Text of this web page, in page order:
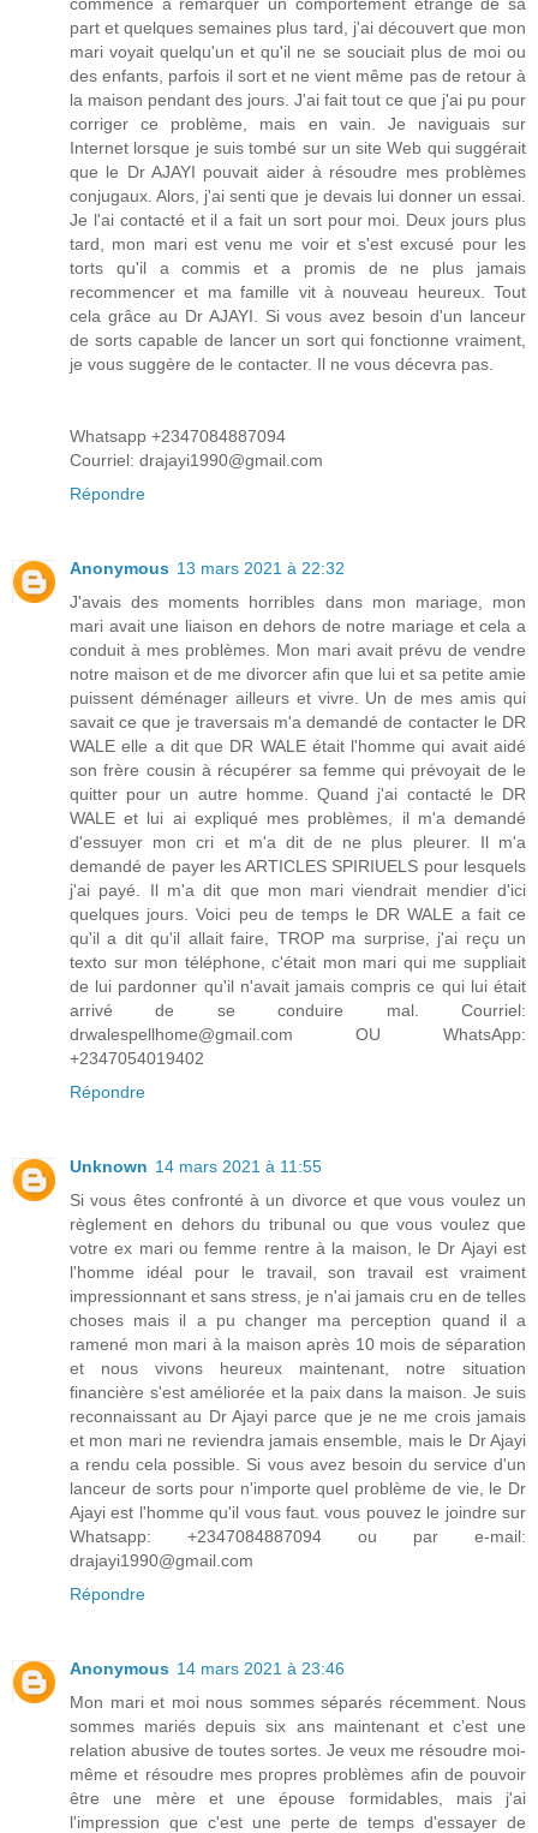
part et quelques semaines plus tard, j'ai découvert que mon
mari voyait quelqu'un et qu'il ne se souciait plus de moi ou
des enfants, parfois il sort et ne vient même pas de retour à
la maison pendant des jours. J'ai fait tout ce que j'ai pu pour
corriger ce problème, mais en vain. Je naviguais sur
Internet lorsque je suis tombé sur un site Web qui suggérait
que le Dr AJAYI pouvait aider à résoudre mes problèmes
conjugaux. Alors, j'ai senti que je devais lui donner un essai.
Je l'ai contacté et il a fait un sort pour moi. Deux jours plus
tard, mon mari est venu me voir et s'est excusé pour les
torts qu'il a commis et a promis de ne plus jamais
recommencer et ma famille vit à nouveau heureux. Tout
cela grâce au Dr AJAYI. Si vous avez besoin d'un lanceur
de sorts capable de lancer un sort qui fonctionne vraiment,
je vous suggère de le contacter. Il ne vous décevra pas.
Whatsapp +2347084887094
Courriel: drajayi1990@gmail.com
Répondre
Anonymous 13 mars 2021 à 22:32
J'avais des moments horribles dans mon mariage, mon
mari avait une liaison en dehors de notre mariage et cela a
conduit à mes problèmes. Mon mari avait prévu de vendre
notre maison et de me divorcer afin que lui et sa petite amie
puissent déménager ailleurs et vivre. Un de mes amis qui
savait ce que je traversais m'a demandé de contacter le DR
WALE elle a dit que DR WALE était l'homme qui avait aidé
son frère cousin à récupérer sa femme qui prévoyait de le
quitter pour un autre homme. Quand j'ai contacté le DR
WALE et lui ai expliqué mes problèmes, il m'a demandé
d'essuyer mon cri et m'a dit de ne plus pleurer. Il m'a
demandé de payer les ARTICLES SPIRIUELS pour lesquels
j'ai payé. Il m'a dit que mon mari viendrait mendier d'ici
quelques jours. Voici peu de temps le DR WALE a fait ce
qu'il a dit qu'il allait faire, TROP ma surprise, j'ai reçu un
texto sur mon téléphone, c'était mon mari qui me suppliait
de lui pardonner qu'il n'avait jamais compris ce qui lui était
arrivé de se conduire mal. Courriel:
drwalespellhome@gmail.com OU WhatsApp:
+2347054019402
Répondre
Unknown 14 mars 2021 à 11:55
Si vous êtes confronté à un divorce et que vous voulez un
règlement en dehors du tribunal ou que vous voulez que
votre ex mari ou femme rentre à la maison, le Dr Ajayi est
l'homme idéal pour le travail, son travail est vraiment
impressionnant et sans stress, je n'ai jamais cru en de telles
choses mais il a pu changer ma perception quand il a
ramené mon mari à la maison après 10 mois de séparation
et nous vivons heureux maintenant, notre situation
financière s'est améliorée et la paix dans la maison. Je suis
reconnaissant au Dr Ajayi parce que je ne me crois jamais
et mon mari ne reviendra jamais ensemble, mais le Dr Ajayi
a rendu cela possible. Si vous avez besoin du service d'un
lanceur de sorts pour n'importe quel problème de vie, le Dr
Ajayi est l'homme qu'il vous faut. vous pouvez le joindre sur
Whatsapp: +2347084887094 ou par e-mail:
drajayi1990@gmail.com
Répondre
Anonymous 14 mars 2021 à 23:46
Mon mari et moi nous sommes séparés récemment. Nous
sommes mariés depuis six ans maintenant et c’est une
relation abusive de toutes sortes. Je veux me résoudre moi-
même et résoudre mes propres problèmes afin de pouvoir
être une mère et une épouse formidables, mais j'ai
l'impression que c'est une perte de temps d'essayer de